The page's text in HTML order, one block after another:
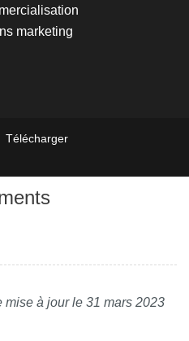
marketing
Télécharger
mise à jour le 31 mars 2023